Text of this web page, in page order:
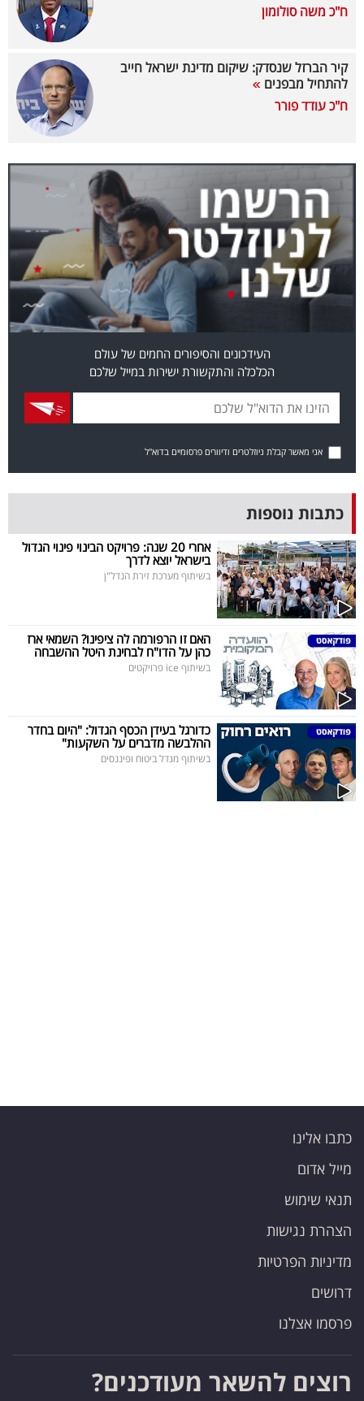
ניוזלטרים
מייל
אדום
אחרינו:
ח"כ משה סולומון
קיר הברזל שנסדק: שיקום מדינת ישראל חייב
להתחיל מבפנים
ח"כ עודד פורר
העידכונים והסיפורים החמים של עולם
הכלכלה והתקשורת ישירות במייל שלכם
אני מאשר קבלת ניוזלטרים ודיוורים פרסומיים בדוא"ל
כתבות נוספות
אחרי 20 שנה: פרויקט הבינוי פינוי הגדול
בישראל יוצא לדרך
בשיתוף מערכת זירת הנדל"ן
האם זו הרפורמה לה ציפינו? השמאי ארז
כהן על הדו"ח לבחינת היטל ההשבחה
בשיתוף ice פרויקטים
כדורגל בעידן הכסף הגדול: "היום בחדר
ההלבשה מדברים על השקעות"
בשיתוף מגדל ביטוח ופיננסים
כתבו אלינו
מייל אדום
תנאי שימוש
הצהרת נגישות
מדיניות הפרטיות
דרושים
פרסמו אצלנו
רוצים להשאר מעודכנים?